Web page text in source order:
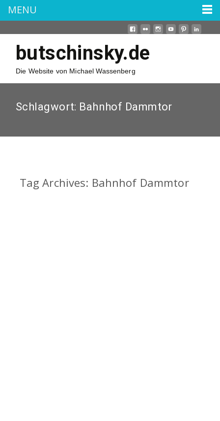
butschinsky.de
Die Website von Michael Wassenberg
Schlagwort: Bahnhof Dammtor
Tag Archives: Bahnhof Dammtor
MENU